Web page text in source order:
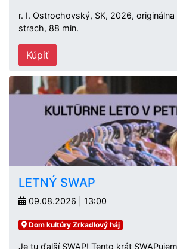
r. I. Ostrochovský, SK, 2026, originálna
strach, 88 min.
Kúpiť
LETNÝ SWAP
09.08.2026 | 13:00
Dom kultúry Zrkadlový háj
Je tu ďalší SWAP! Tento krát